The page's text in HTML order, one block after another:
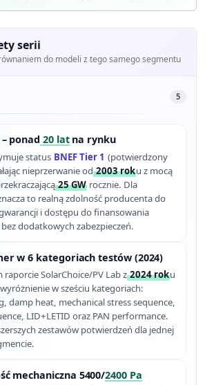
serii
do modeli z tego samego segmentu
5
– ponad 20 latna rynku
status BNEF Tier 1 (potwierdzony
nieprzerwanie od2003 roku z mocą
25 GW rocznie. Dla
to realną zdolność producenta do
i dostępu do finansowania
dodatkowych zabezpieczeń.
w 6 kategoriach testów (2024)
raporcie SolarChoice/PV Lab z2024 roku
wyróżnienie w sześciu kategoriach:
damp heat, mechanical stress sequence,
LID+LETID oraz PAN performance.
zestawów potwierdzeń dla jednej
mechaniczna 5400/2400 Pa